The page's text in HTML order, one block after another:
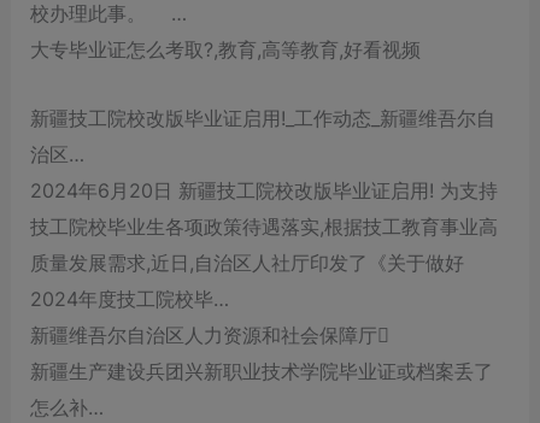
校办理此事。 …
大专毕业证怎么考取?,教育,高等教育,好看视频
新疆技工院校改版毕业证启用!_工作动态_新疆维吾尔自
治区…
2024年6月20日 新疆技工院校改版毕业证启用! 为支持
技工院校毕业生各项政策待遇落实,根据技工教育事业高
质量发展需求,近日,自治区人社厅印发了《关于做好
2024年度技工院校毕…
新疆维吾尔自治区人力资源和社会保障厅
新疆生产建设兵团兴新职业技术学院毕业证或档案丢了
怎么补…